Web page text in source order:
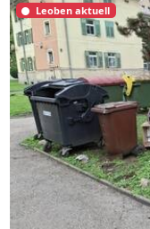
Leoben aktuell